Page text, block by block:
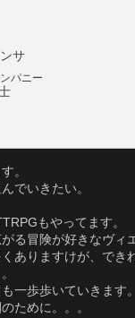
サ
パニー
。
でいきたい。
もやってます。
る冒険が好きなヴィ
ありますけが、でき
一歩歩いていきます。
ために。。。